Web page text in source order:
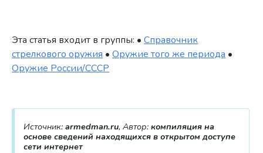
Эта статья входит в группы: •Справочник
стрелкового оружия •Оружие того же периода •
Оружие России/СССР
Источник: armedman.ru, Автор: компиляция на
основе сведений находящихся в открытом доступе
сети интернет